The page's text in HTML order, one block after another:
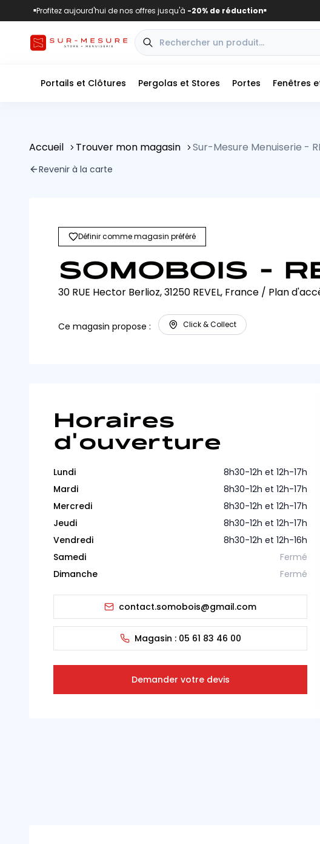
■Profitez aujourd'hui de nos offres jusqu'à -20% de réduction■
Portails et Clôtures Pergolas et Stores Portes Fenêtres
Accueil Trouver mon magasin Sur-Mesure Menuiserie -
Revenir à la carte
Définir comme magasin préféré
SOMOBOIS -
30 RUE Hector Berlioz, 31250 REVEL, France / Plan
Ce magasin propose : Click & Collect
Horaires
d'ouverture
Lundi
8h30-12h et 12h-17h
Mardi
8h30-12h et 12h-17h
Mercredi
8h30-12h et 12h-17h
Jeudi
8h30-12h et 12h-17h
Vendredi
8h30-12h et 12h-16h
Samedi
Fermé
Dimanche
Fermé
contact.somobois@gmail.com
Magasin : 05 61 83 46 00
Demander votre devis